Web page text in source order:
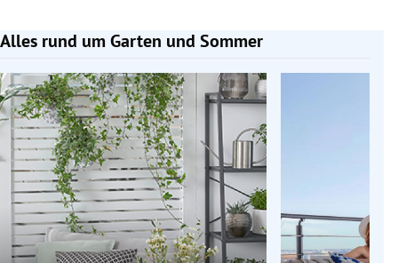
Alles rund um Garten und Sommer
Slide 1 von 6